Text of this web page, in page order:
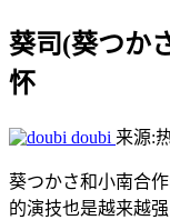
葵司(葵つか
怀
doubi 来源:
葵つかさ和小南合
的演技也是越来越